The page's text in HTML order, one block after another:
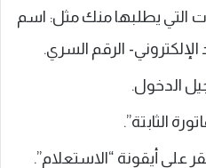
التي يطلبها منك مثل: اسم
الرقم السري.
الدخول.
الثابتة”.
على أيقونة “الاستعلام”.